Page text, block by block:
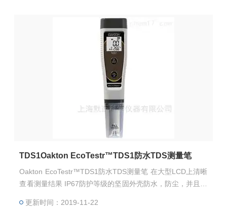
TDS1Oakton EcoTestr™TDS1防水TDS测量笔
Oakton EcoTestr™TDS1防水TDS测量笔 在大型LCD上清晰
查看测量结果 IP67防护等级的坚固外壳防水，防尘，并且可
更新时间：2019-11-22